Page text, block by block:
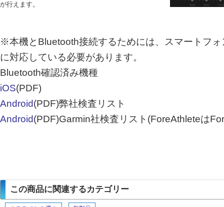
が行えます。
※本機とBluetooth接続するためには、スマートフ
に対応している必要があります。
Bluetooth確認済み機種
iOS(PDF)
Android(PDF)弊社検査リスト
Android(PDF)Garmin社検査リスト(ForeAthleteは
この商品に関連するカテゴリー